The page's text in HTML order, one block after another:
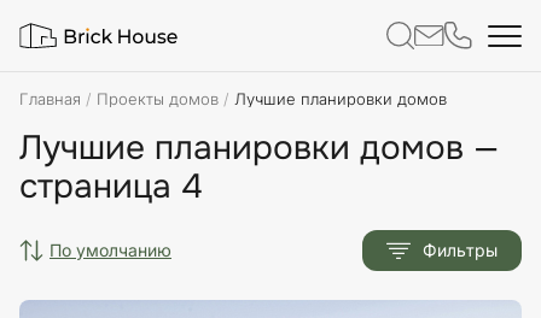
Главная Проекты домов Лучшие планировки домов
Лучшие планировки домов —
страница 4
по умолчанию Фильтры